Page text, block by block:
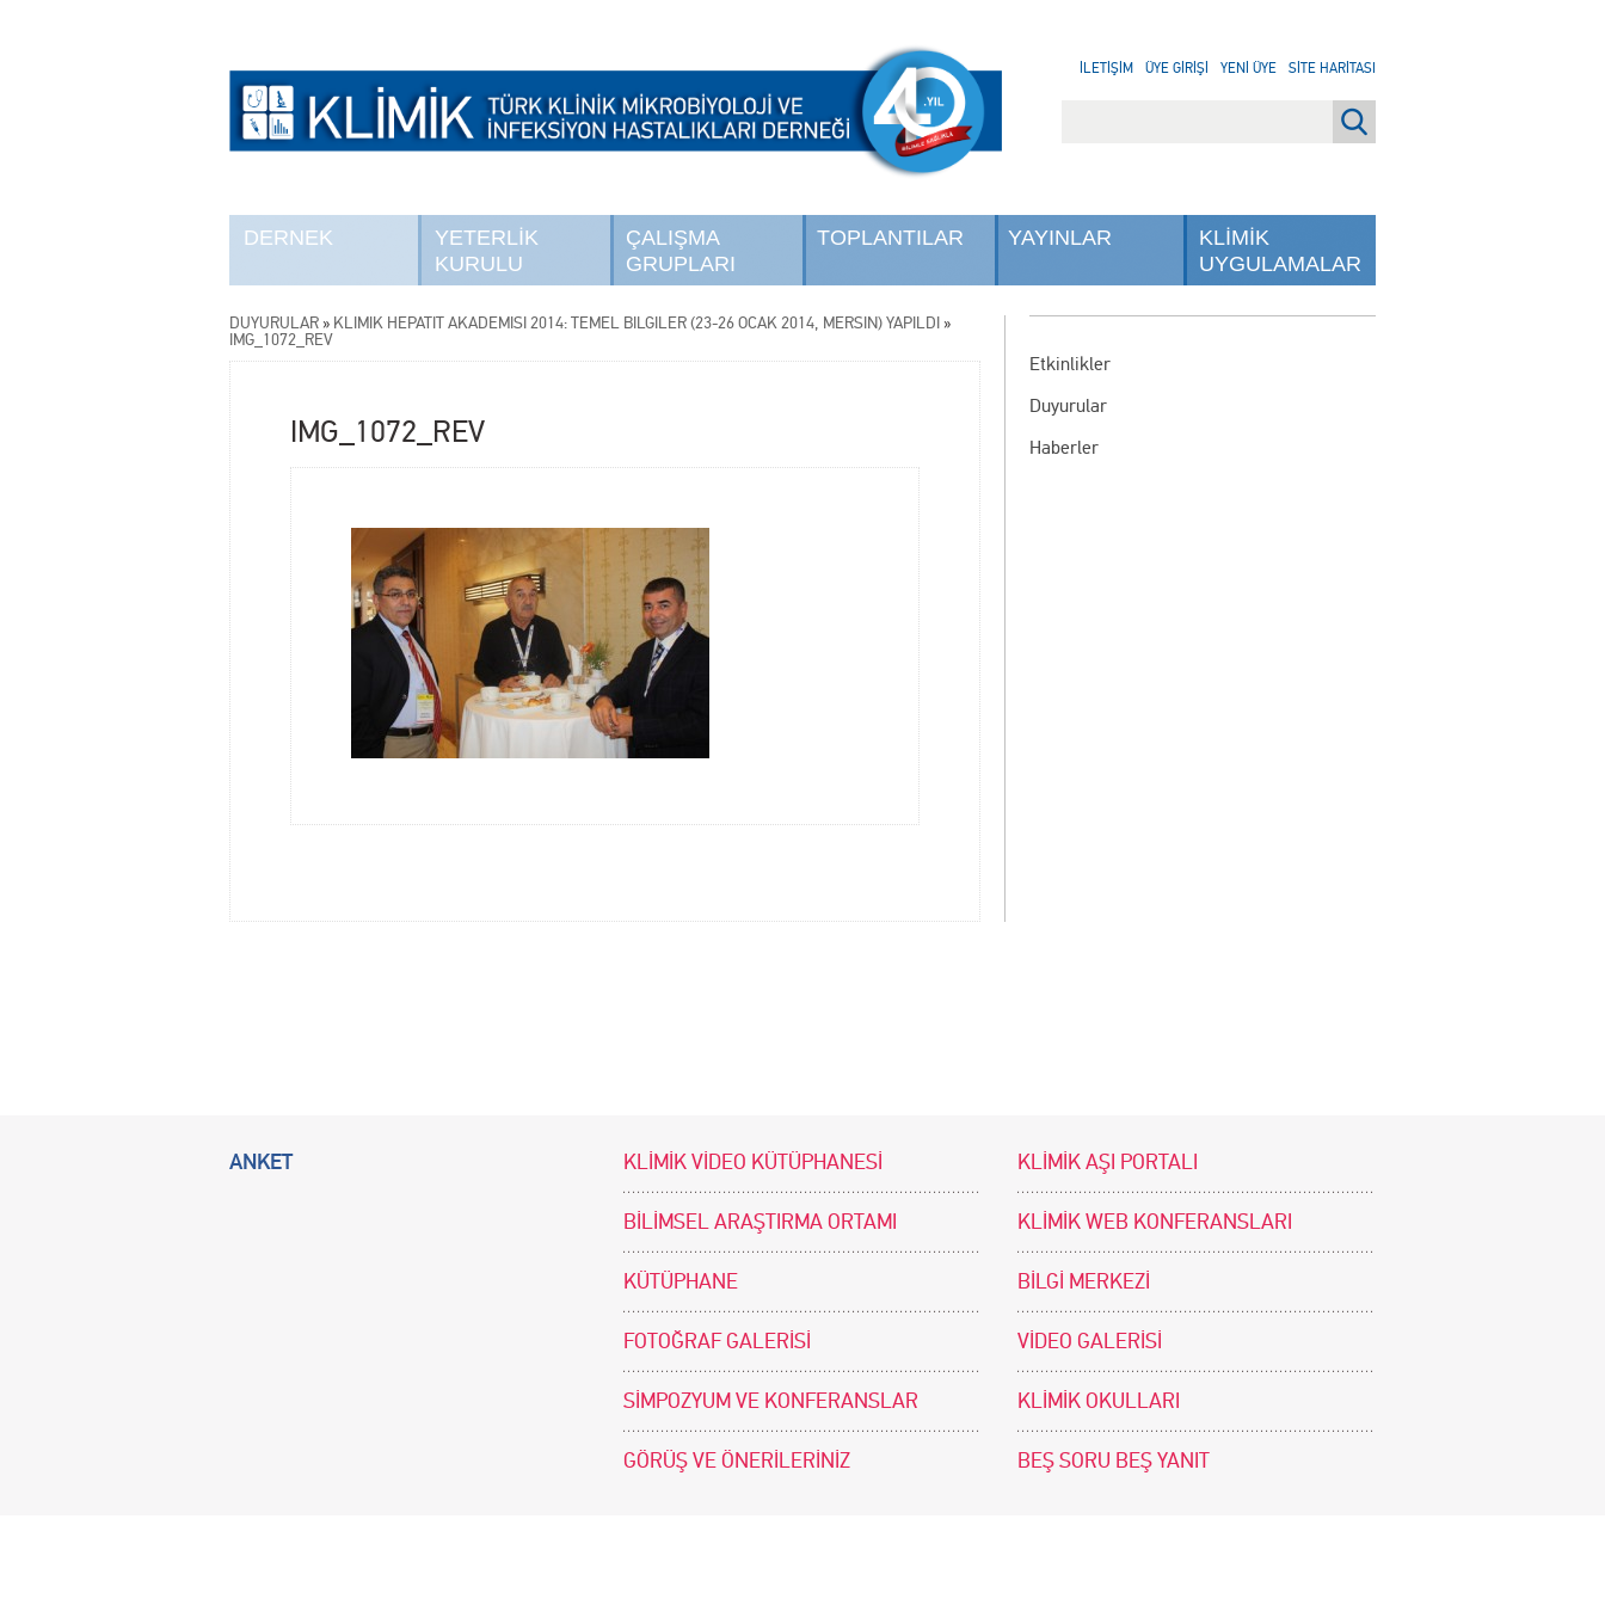
DERNEK
YETERLİK
KURULU
ÇALIŞMA
GRUPLARI
TOPLANTILAR YAYINLAR
KLİMİK
UYGULAMALAR
İLETİŞİM ÜYE GİRİŞİ YENİ ÜYE SİTE HARİTASI
Etkinlikler
Duyurular
Haberler
DUYURULAR » KLİMİK HEPATİT AKADEMİSİ 2014: TEMEL BİLGİLER (23-26 OCAK 2014, MERSİN) YAPILDI »
IMG_1072_REV
IMG_1072_REV
ANKET KLİMİK VİDEO KÜTÜPHANESİ KLİMİK AŞI PORTALI
BİLİMSEL ARAŞTIRMA ORTAMI KLİMİK WEB KONFERANSLARI
KÜTÜPHANE BİLGİ MERKEZİ
FOTOĞRAF GALERİSİ VİDEO GALERİSİ
SİMPOZYUM VE KONFERANSLAR KLİMİK OKULLARI
GÖRÜŞ VE ÖNERİLERİNİZ BEŞ SORU BEŞ YANIT